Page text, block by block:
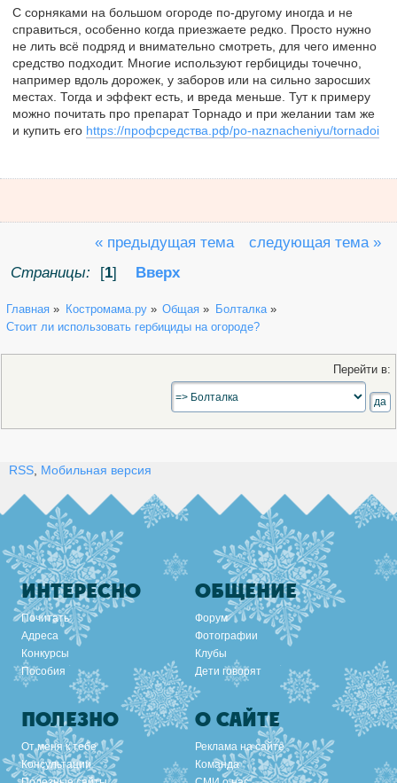
С сорняками на большом огороде по-другому иногда и не
справиться, особенно когда приезжаете редко. Просто нужно
не лить всё подряд и внимательно смотреть, для чего именно
средство подходит. Многие используют гербициды точечно,
например вдоль дорожек, у заборов или на сильно заросших
местах. Тогда и эффект есть, и вреда меньше. Тут к примеру
можно почитать про препарат Торнадо и при желании там же
и купить его https://профсредства.рф/po-naznacheniyu/tornadoi
« предыдущая тема
следующая тема »
Страницы:
[1] Вверх
Главная » Костромама.ру» Общая » Болталка»
Стоит ли использовать гербициды на огороде?
Перейти в:
RSS Мобильная версия
ИНТЕРЕСНО
Почитать
Адреса
Конкурсы
Пособия
ОБЩЕНИЕ
Форум
Фотографии
Клубы
Дети говорят
ПОЛЕЗНО
От меня к тебе
Консультации
О САЙТЕ
Реклама на сайте
Команда